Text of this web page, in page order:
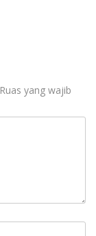
Ruas yang wajib